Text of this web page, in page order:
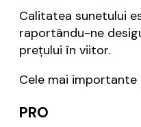
Calitatea sunetului
raportându-ne
prețului în viitor.
Cele mai importante
PRO